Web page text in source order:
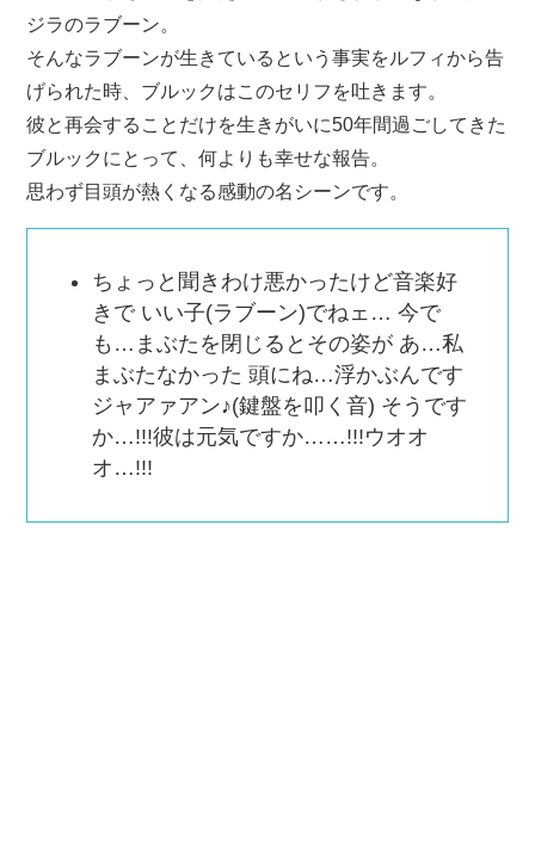
ジラのラブーン。
そんなラブーンが生きているという事実をルフィから告
げられた時、ブルックはこのセリフを吐きます。
彼と再会することだけを生きがいに50年間過ごしてきた
ブルックにとって、何よりも幸せな報告。
思わず目頭が熱くなる感動の名シーンです。
ちょっと聞きわけ悪かったけど音楽好
きで いい子(ラブーン)でねェ… 今で
も…まぶたを閉じるとその姿が あ…私
まぶたなかった 頭にね…浮かぶんです
ジャアァアン♪(鍵盤を叩く音) そうです
か…!!!彼は元気ですか……!!!ウオオ
オ…!!!